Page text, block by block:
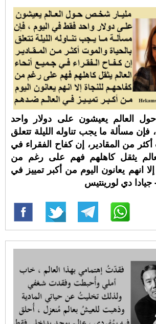
العالم يعيشون على دولار واحد
مسألة ما يجب تناوله الليلة تتعلق
أكثر من المقادير، إن كفاح الفقراء في
يثقل كاهلهم فهم على رغم من
انهم يعانون اليوم من أكبر تمييز في
دي لورينتيس